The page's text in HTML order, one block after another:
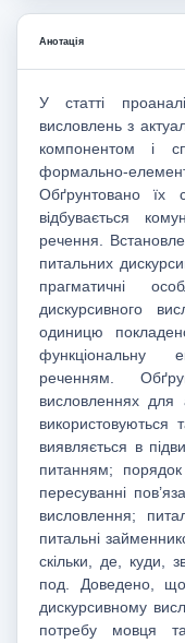
Анотація
У статті
висловлень з
компонентом і
формально-
Обґрунтовано їх
відбувається
речення.
питальних
прагматичні
дискурсивного
одиницю
функціональну
реченням.
висловленнях для
використовуються
виявляється в
питанням;
пересуванні
висловлення;
питальні
скільки, де, куди,
под. Доведено, що
дискурсивному
потребу мовця